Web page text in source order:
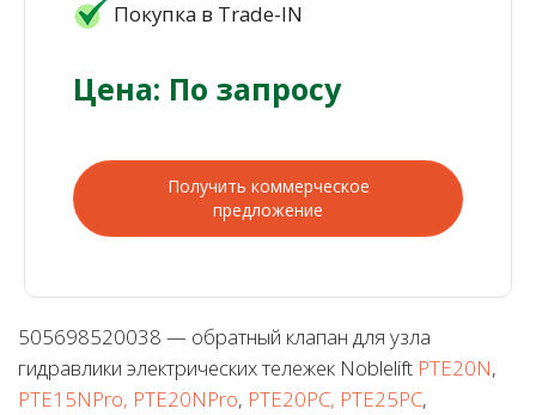
Покупка в Trade-IN
Цена: По запросу
Получить коммерческое
предложение
505698520038 — обратный клапан для узла
гидравлики электрических тележек Noblelift PTE20N,
PTE15NPro, PTE20NPro, PTE20PC, PTE25PC,